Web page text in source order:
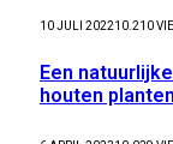
10 JULI 202210.210
Een
houten